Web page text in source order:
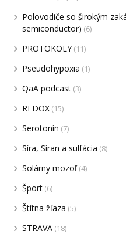
Polovodiče so širokým
semiconductor) (6)
PROTOKOLY(11)
Pseudohypoxia (1)
QaA podcast (3)
REDOX (15)
Serotonín (7)
Síra, Síran a sulfácia (8)
Solárny mozoľ(4)
Šport (6)
Štítna žľaza (5)
STRAVA (18)